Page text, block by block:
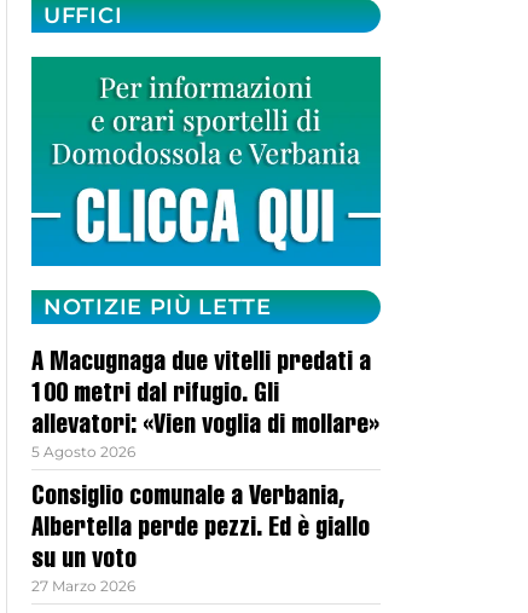
UFFICI
NOTIZIE PIÙ LETTE
A Macugnaga due vitelli predati a
100 metri dal rifugio. Gli
allevatori: «Vien voglia di mollare»
5 Agosto 2026
Consiglio comunale a Verbania,
Albertella perde pezzi. Ed è giallo
su un voto
27 Marzo 2026